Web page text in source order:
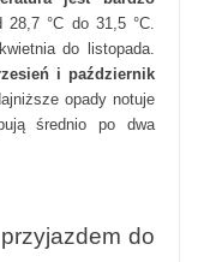
°C do 31,5 °C.
do listopada.
i październik
opady notuje
średnio po dwa
do